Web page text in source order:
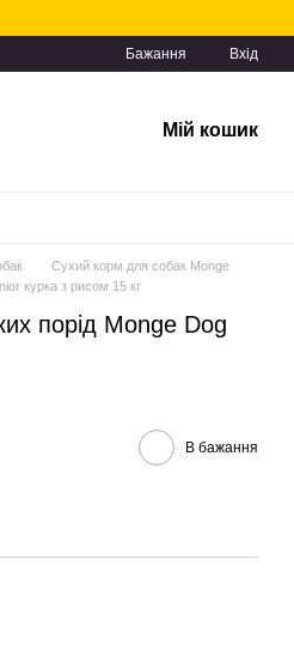
Бажання Вхід
Мій кошик
Сухий корм для собак Monge
курка з рисом 15 кг
порід Monge Dog
В бажання